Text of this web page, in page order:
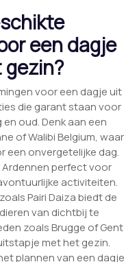
een dagje
voor een dagje uit
die garant staan voor
oud. Denk aan een
of Walibi Belgium, waar
een onvergetelijke dag.
perfect voor
activiteiten.
Pairi Daiza biedt de
van dichtbij te
zoals Brugge of Gent
met het gezin.
plannen van een dagje